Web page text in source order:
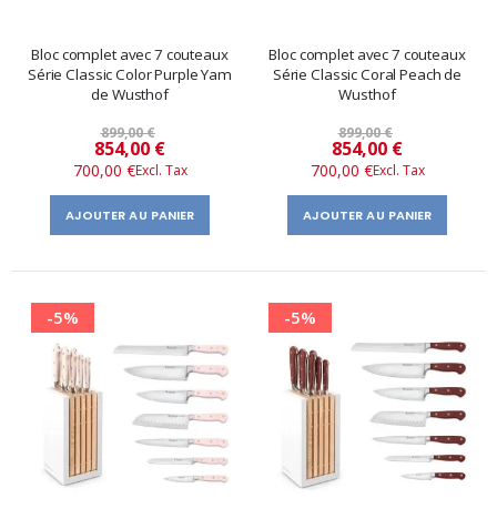
Bloc complet avec 7 couteaux
Série Classic Color Purple Yam
de Wusthof
899,00 €
Prix
spécial
854,00 €
700,00 €
AJOUTER AU PANIER
Bloc complet avec 7 couteaux
Série Classic Coral Peach de
Wusthof
899,00 €
Prix
spécial
854,00 €
700,00 €
AJOUTER AU PANIER
-5% -5%